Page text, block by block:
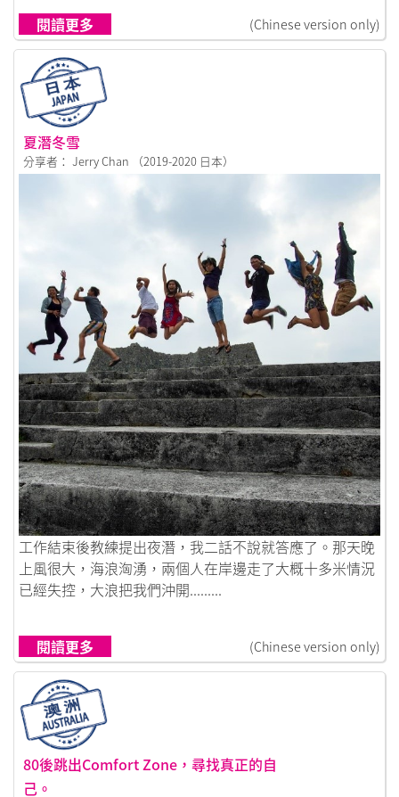
閱讀更多 (Chinese version only)
夏潛冬雪
分享者： Jerry Chan （2019-2020 日本）
鏈接到夏潛冬雪
工作結束後教練提出夜潛，我二話不說就答應了。那天晚
上風很大，海浪洶湧，兩個人在岸邊走了大概十多米情況
已經失控，大浪把我們沖開.........
閱讀更多 (Chinese version only)
80後跳出Comfort Zone，尋找真正的自
己。